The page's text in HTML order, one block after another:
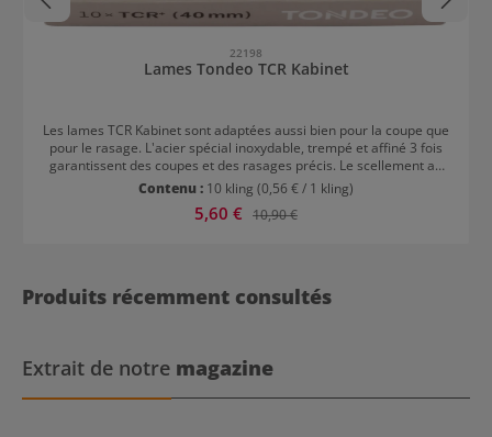
22198
Lames Tondeo TCR Kabinet
Les lames TCR Kabinet sont adaptées aussi bien pour la coupe que
pour le rasage. L'acier spécial inoxydable, trempé et affiné 3 fois
garantissent des coupes et des rasages précis. Le scellement au
nitrure de chrome et platine avec une couche de Téflon rend les
lames parfaitement lisses. Les lames conviennent aux modèles
Sifter Style / Sifter Classic / Sifter Tribal / Sifter Ergo.
Contenu : 10 kling (0,56 € / 1 kling)
Prix de vente :
5,60 € Prix régulier :
10,90 €
Produits récemment consultés
Extrait de notre magazine